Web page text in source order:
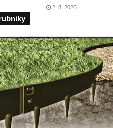
2. 8. 2026